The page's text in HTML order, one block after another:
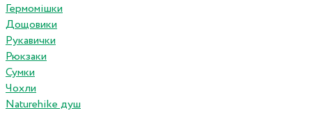
Гермомішки
Дощовики
Рукавички
Рюкзаки
Сумки
Чохли
Naturehike душ